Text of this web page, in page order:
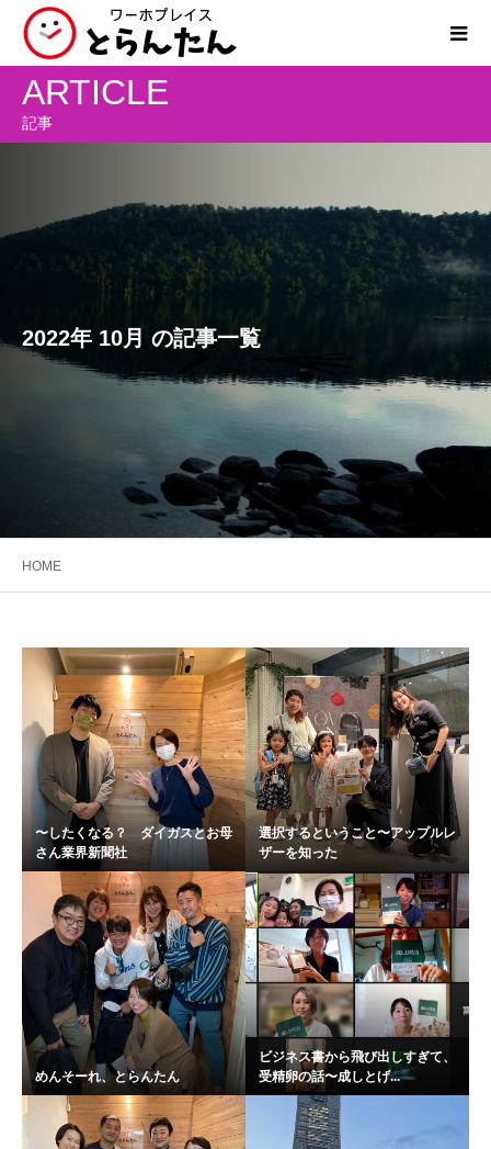
ARTICLE
記事
2022年 10月 の記事一覧
HOME
〜したくなる？ ダイガスとお母
さん業界新聞社
選択するということ〜アップルレ
ザーを知った
めんそーれ、とらんたん
ビジネス書から飛び出しすぎて、
受精卵の話〜成しとげ...